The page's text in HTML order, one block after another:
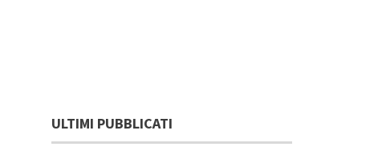
ULTIMI PUBBLICATI